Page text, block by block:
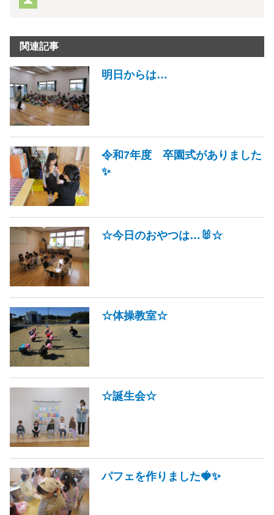
関連記事
明日からは…
令和7年度 卒園式がありました
✨
☆今日のおやつは…🐰☆
☆体操教室☆
☆誕生会☆
パフェを作りました🍓✨